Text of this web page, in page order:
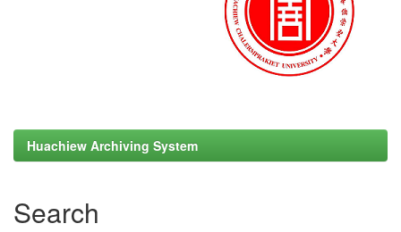
Huachiew Archiving System
Search